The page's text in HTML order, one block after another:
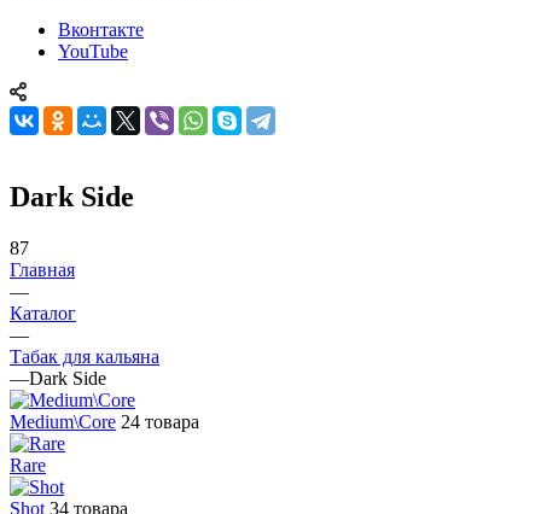
Вконтакте
YouTube
Dark Side
87
Главная
—
Каталог
—
Табак для кальяна
—Dark Side
Medium\Core 24 товара
Rare
Shot 34 товара